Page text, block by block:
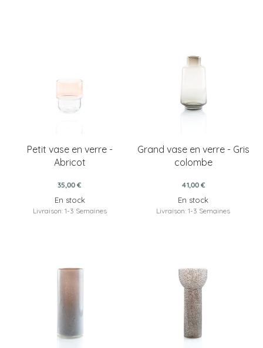
Petit vase en verre -
Abricot
35,00 €
En stock
Livraison: 1-3 Semaines
Grand vase en verre - Gris
colombe
41,00 €
En stock
Livraison: 1-3 Semaines